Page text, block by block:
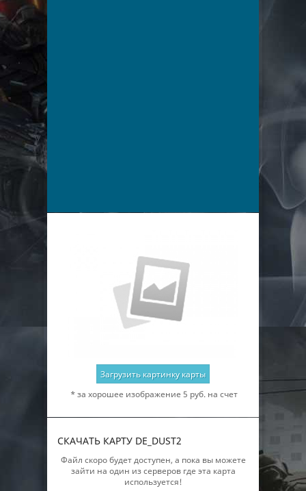
Загрузить картинку карты
* за хорошее изображение 5 руб. на счет
СКАЧАТЬ КАРТУ DE_DUST2
Файл скоро будет доступен, а пока вы можете
зайти на один из серверов где эта карта
используется!